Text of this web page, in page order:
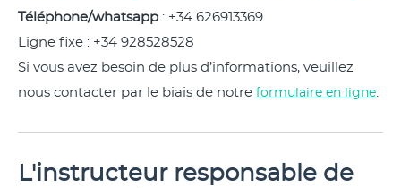
Téléphone/whatsapp : +34 626913369
Ligne fixe : +34 928528528
Si vous avez besoin de plus d’informations, veuillez
nous contacter par le biais de notre formulaire en ligne.
L'instructeur responsable de